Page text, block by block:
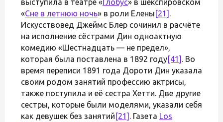
выступила в театре «Глобус» в шекспировском
«Сне в летнюю ночь» в роли Елены [21] .
Искусствовед Джеймс Блер сочинил в расчёте
на исполнение сёстрами Дин одноактную
комедию «Шестнадцать — не предел»,
которая была поставлена в 1892 году[41] . Во
время переписи 1891 года Дороти Дин указала
своим родом занятий профессию актрисы,
также поступила и её сестра Хетти. Две другие
сестры, которые были моделями, указали себя
как девушек без занятий [21] . Газета Los